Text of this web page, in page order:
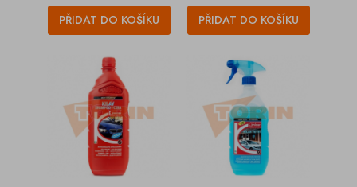
PŘIDAT DO KOŠÍKU PŘIDAT DO KOŠÍKU